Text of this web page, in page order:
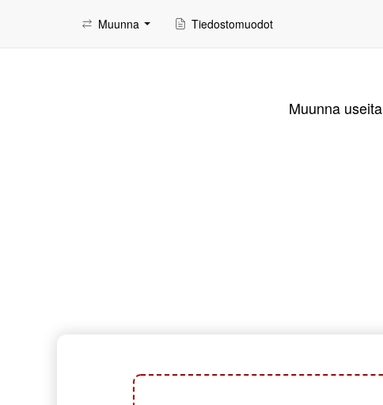
Muunna Tiedostomuodot
Muunna